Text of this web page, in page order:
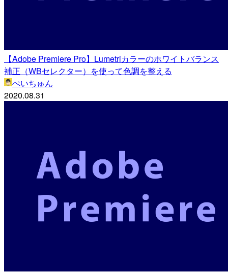
【Adobe Premiere Pro】Lumetriカラーのホワイトバランス
補正（WBセレクター）を使って色調を整える
ぺいちゅん
2020.08.31